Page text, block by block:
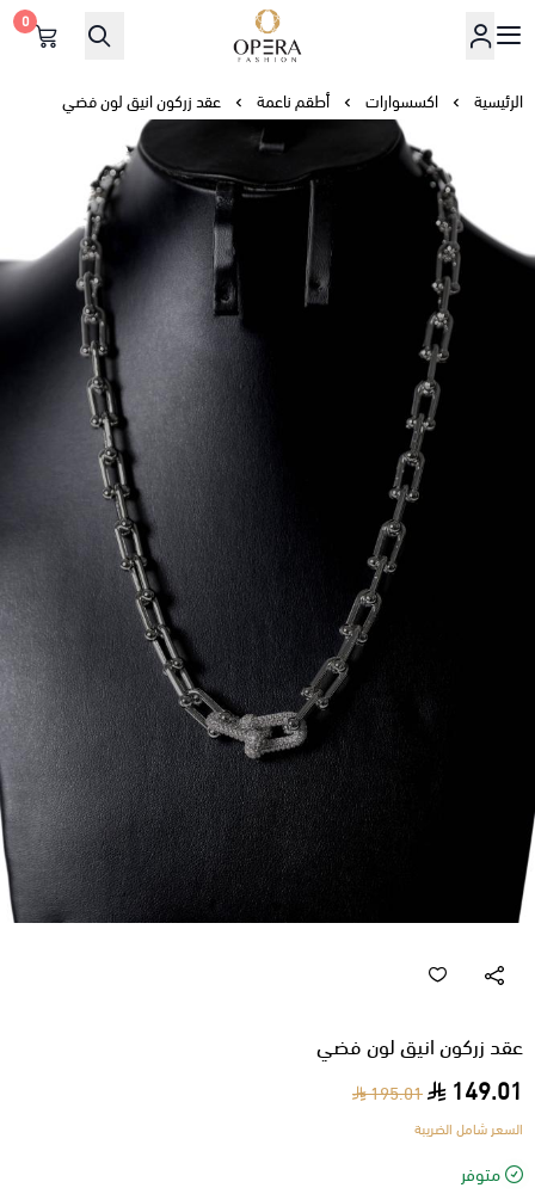
أوبرا فاشن
0
الرئيسية اكسسوارات أطقم ناعمة عقد زركون انيق لون فضي
عقد زركون انيق لون فضي
149.01
195.01
السعر شامل الضريبة
متوفر